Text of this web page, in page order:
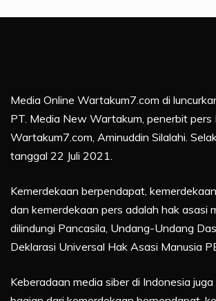
Media Online Wartakum7.com di
PT. Media New Wartakum, penerbit pers
Wartakum7.com, Aminuddin Silalahi.
tanggal 22 Juli 2021.
Kemerdekaan berpendapat,
dan kemerdekaan pers adalah hak asasi
dilindungi Pancasila, Undang-Undang
Deklarasi Universal Hak Asasi Manusia
Keberadaan media siber di Indonesia